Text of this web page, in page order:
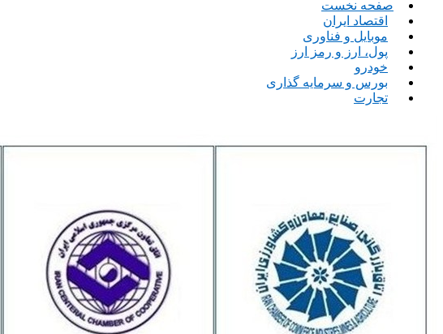
صفحه نخست
اقتصاد ایران
موبایل و فناوری
پول، ارز و رمز ارز
خودرو
بورس و سرمایه گذاری
تجارت